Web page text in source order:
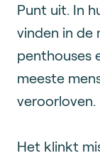
Punt uit. In
vinden in de
penthouses
meeste
veroorloven.
Het klinkt